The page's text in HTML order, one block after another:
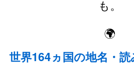
も。
🌍
世界164ヵ国の地名・